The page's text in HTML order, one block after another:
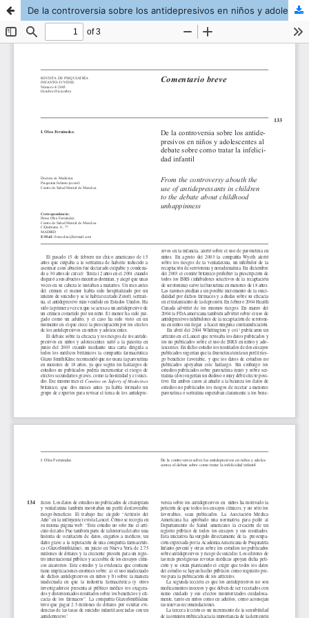
De la controversia sobre los antidepresivos en niños y adolescentes al debate sobre como tratar la infelicidad infantil